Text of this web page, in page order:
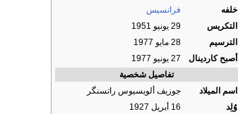
خلفه
فرانسيس
التكريس
29 يونيو 1951
الترسيم
28 مايو 1977
أصبح كاردينال
27 يونيو 1977
تفاصيل شخصية
اسم الميلاد
جوزيف ألويسيوس راتسنگر
وُلِد
16 أبريل 1927